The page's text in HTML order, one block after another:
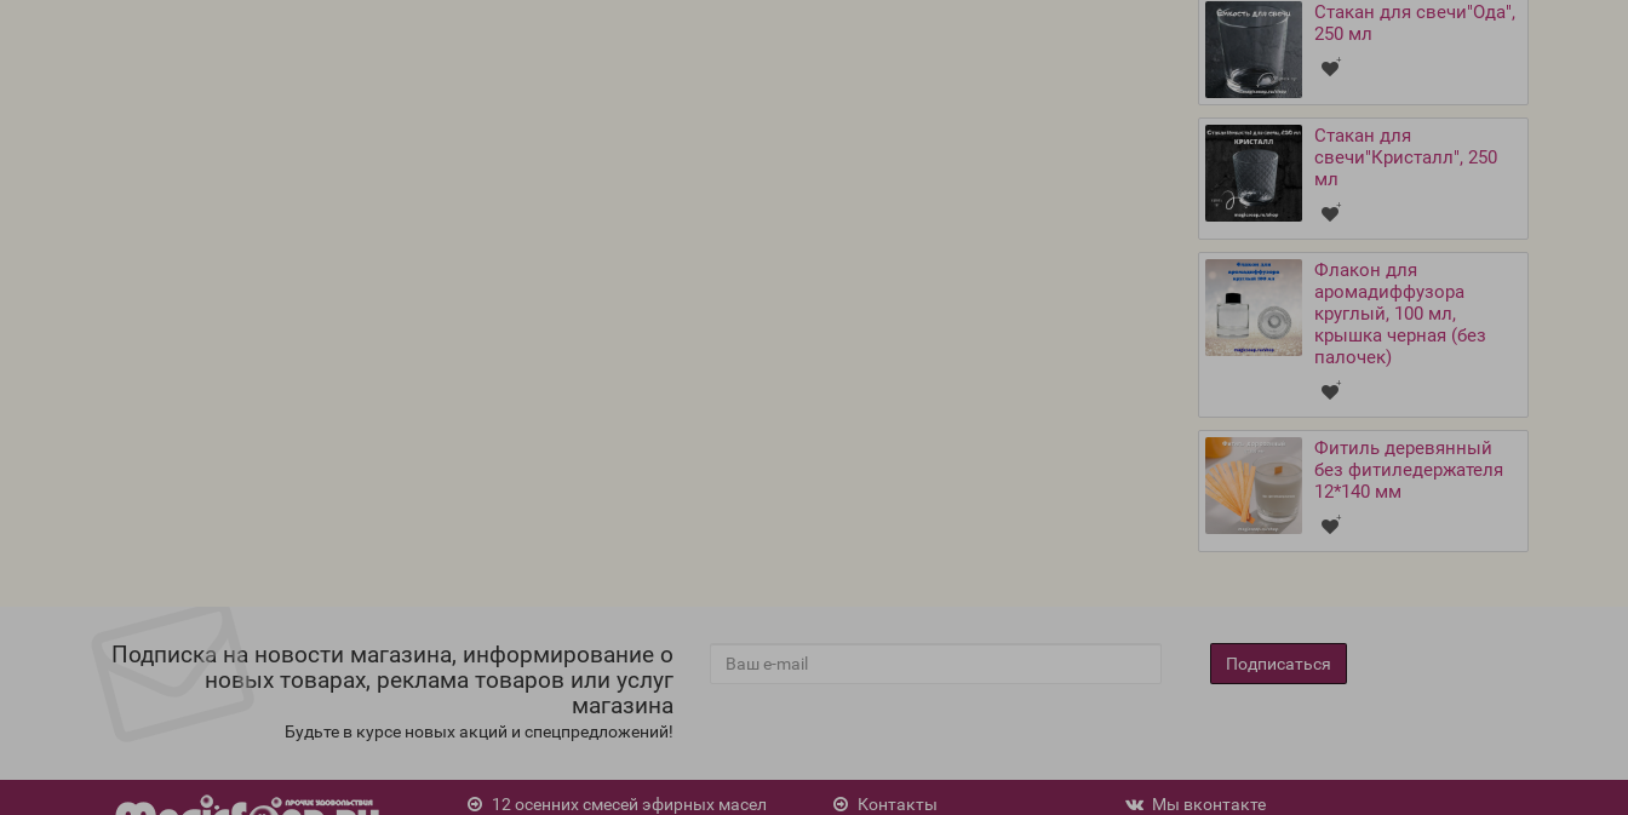
Стакан для свечи"Ода",
250 мл
Стакан для
свечи"Кристалл", 250
мл
Флакон для
аромадиффузора
круглый, 100 мл,
крышка черная (без
палочек)
Фитиль деревянный
без фитиледержателя
12*140 мм
Подписка на новости магазина, информирование о
новых товарах, реклама товаров или услуг
магазина
Будьте в курсе новых акций и спецпредложений!
Подписаться
12 осенних смесей эфирных масел
Контакты Мы вконтакте